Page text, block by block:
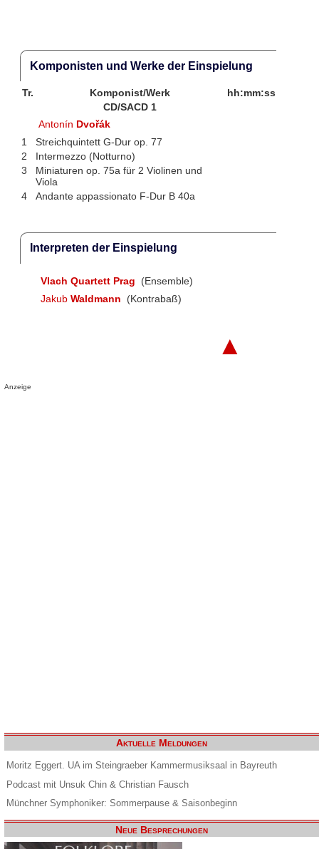
Komponisten und Werke der Einspielung
Tr. Komponist/Werk
hh:mm:ss
CD/SACD 1
Antonín Dvořák
1
Streichquintett G-Dur op. 77
2
Intermezzo (Notturno)
3
Miniaturen op. 75a für 2 Violinen und
Viola
4
Andante appassionato F-Dur B 40a
Interpreten der Einspielung
Vlach Quartett Prag
(Ensemble)
Jakub Waldmann (Kontrabaß)
▲
Anzeige
Aktuelle Meldungen
Moritz Eggert. UA im Steingraeber Kammermusiksaal in Bayreuth
Podcast mit Unsuk Chin & Christian Fausch
Münchner Symphoniker: Sommerpause & Saisonbeginn
Neue Besprechungen